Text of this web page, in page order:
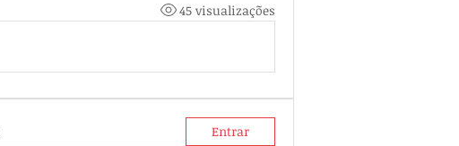
45 visualizações
Entrar